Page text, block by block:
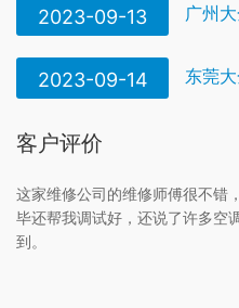
2023-09-13 广州
2023-09-14 东莞
客户评价
这家维修公司的维修师傅很不错
毕还帮我调试好，还说了许多空
到。